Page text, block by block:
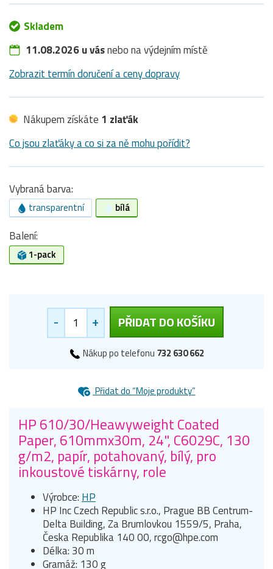
Skladem
11.08.2026 u vásnebo na výdejním místě
Zobrazit termín doručení a ceny dopravy
Nákupem získáte 1 zlaťák
Co jsou zlaťáky a co si za ně mohu pořídit?
Vybraná barva:
transparentní bílá
Balení:
1-pack
- + PŘIDAT DO KOŠÍKU
Nákup po telefonu 732 630 662
Přidat do “Moje produkty”
HP 610/30/Heawyweight Coated
Paper, 610mmx30m, 24", C6029C, 130
g/m2, papír, potahovaný, bílý, pro
inkoustové tiskárny, role
Výrobce:HP
HP Inc Czech Republic s.r.o., Prague BB Centrum-
Delta Building, Za Brumlovkou 1559/5, Praha,
Česka Republika 140 00, rcgo@hpe.com
Délka: 30 m
Gramáž: 130 g